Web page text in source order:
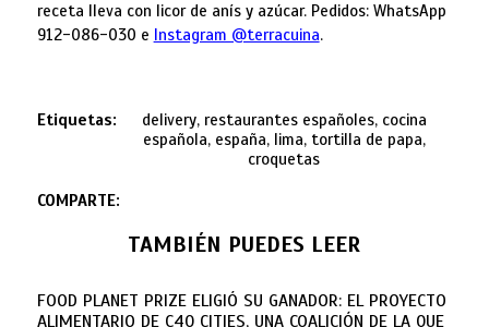
receta lleva con licor de anís y azúcar. Pedidos: WhatsApp
912-086-030 e Instagram @terracuina.
Etiquetas:
delivery, restaurantes españoles, cocina
española, españa, lima, tortilla de papa,
croquetas
COMPARTE:
TAMBIÉN PUEDES LEER
FOOD PLANET PRIZE ELIGIÓ SU GANADOR: EL PROYECTO
ALIMENTARIO DE C40 CITIES, UNA COALICIÓN DE LA QUE